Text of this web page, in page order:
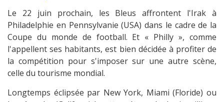
Le 22 juin prochain, les Bleus affrontent l'Irak à
Philadelphie en Pennsylvanie (USA) dans le cadre de la
Coupe du monde de football. Et « Philly », comme
l'appellent ses habitants, est bien décidée à profiter de
la compétition pour s'imposer sur une autre scène,
celle du tourisme mondial.
Longtemps éclipsée par New York, Miami (Floride) ou